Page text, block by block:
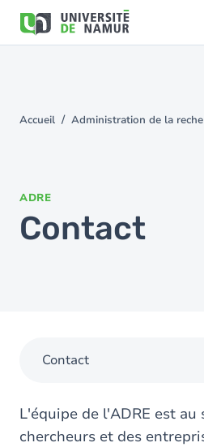
Aller au contenu principal
Aller
contenu
ADRE
Contact
You
Accueil Administration de la
Contact
L'équipe de l'ADRE est au
chercheurs et des